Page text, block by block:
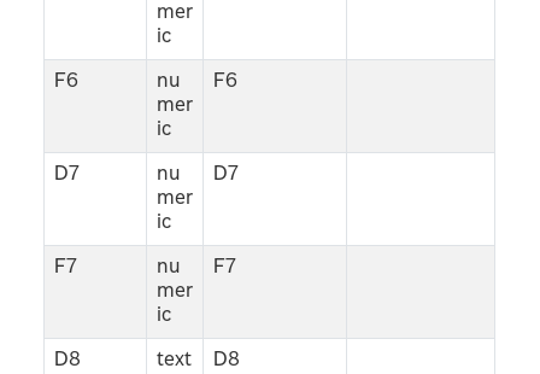
mer
ic
F6
nu
mer
ic
F6
D7
nu
mer
ic
D7
F7
nu
mer
ic
F7
D8 text D8